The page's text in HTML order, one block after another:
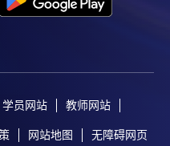
学员网站 教师网站
网站地图 无障碍网页